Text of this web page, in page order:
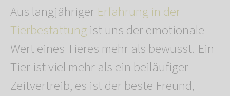
Aus langjähriger Erfahrung in der
Tierbestattungist uns der emotionale
Wert eines Tieres mehr als bewusst. Ein
Tier ist viel mehr als ein beiläufiger
Zeitvertreib, es ist der beste Freund,